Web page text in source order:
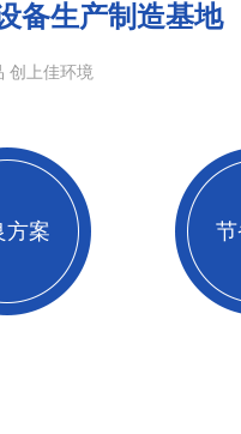
备生产制造基地
创上佳环境
方案 节